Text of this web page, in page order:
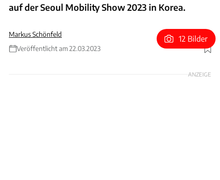
auf der Seoul Mobility Show 2023 in Korea.
Markus Schönfeld
Veröffentlicht am 22.03.2023
Foto: Hyundai
12 Bilder
ANZEIGE